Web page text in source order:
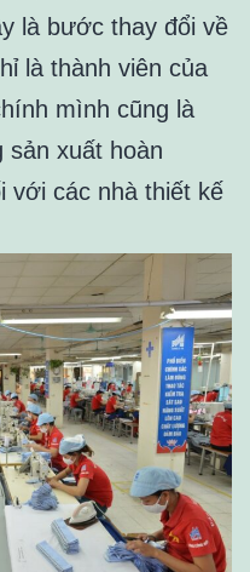
là bước thay đổi về
là thành viên của
mình cũng là
sản xuất hoàn
với các nhà thiết kế